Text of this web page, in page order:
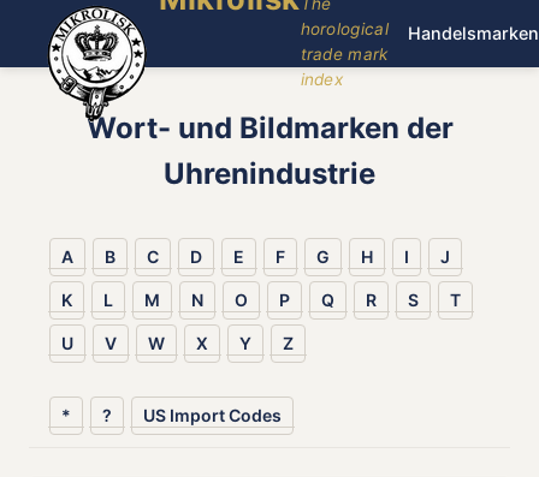
horological
trade mark
index
Handelsmarken
Wort- und Bildmarken der
Uhrenindustrie
A B C D E F G H I J
K L M N O P Q R S T
U V W X Y Z
* ? US Import Codes